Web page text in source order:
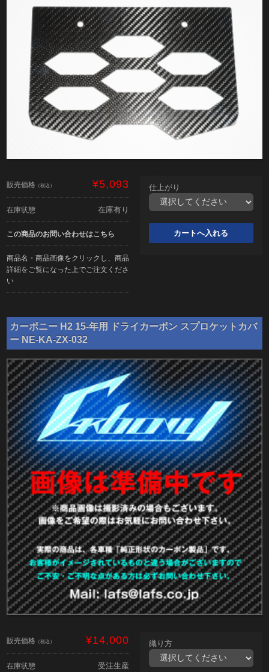
販売価格 （税込） ¥5,093
在庫状態 在庫有り
この商品のお問い合わせはこちら
商品名・商品画像をクリックし、商品
詳細をご覧になった上でご注文くださ
い
仕上がり
カーボニー H2 15-年用 ドライカーボン スプロケットカバ
ー NE-KA-ZX-032
販売価格 （税込） ¥14,000
在庫状態 受注生産
織り方